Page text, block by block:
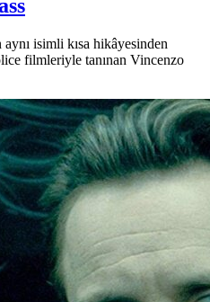
isimli kısa hikâyesinden
filmleriyle tanınan Vincenzo